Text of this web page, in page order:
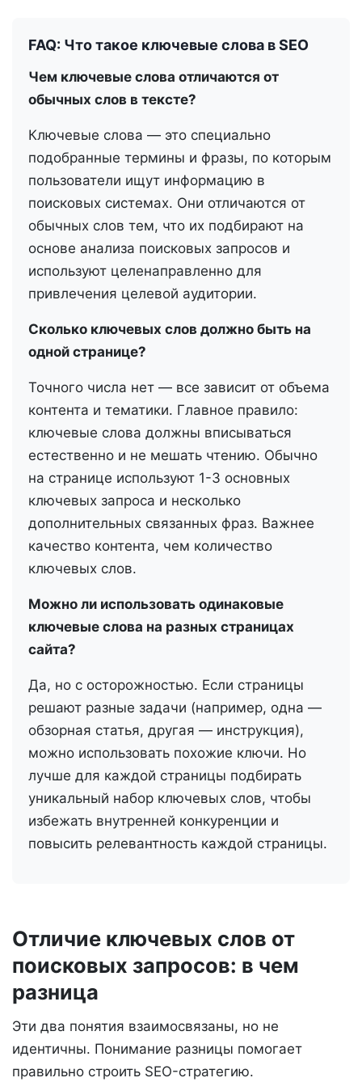
FAQ: Что такое ключевые слова в SEO
Чем ключевые слова отличаются от
обычных слов в тексте?
Ключевые слова — это специально
подобранные термины и фразы, по которым
пользователи ищут информацию в
поисковых системах. Они отличаются от
обычных слов тем, что их подбирают на
основе анализа поисковых запросов и
используют целенаправленно для
привлечения целевой аудитории.
Сколько ключевых слов должно быть на
одной странице?
Точного числа нет — все зависит от объема
контента и тематики. Главное правило:
ключевые слова должны вписываться
естественно и не мешать чтению. Обычно
на странице используют 1-3 основных
ключевых запроса и несколько
дополнительных связанных фраз. Важнее
качество контента, чем количество
ключевых слов.
Можно ли использовать одинаковые
ключевые слова на разных страницах
сайта?
Да, но с осторожностью. Если страницы
решают разные задачи (например, одна —
обзорная статья, другая — инструкция),
можно использовать похожие ключи. Но
лучше для каждой страницы подбирать
уникальный набор ключевых слов, чтобы
избежать внутренней конкуренции и
повысить релевантность каждой страницы.
Отличие ключевых слов от
поисковых запросов: в чем
разница
Эти два понятия взаимосвязаны, но не
идентичны. Понимание разницы помогает
правильно строить SEO-стратегию.